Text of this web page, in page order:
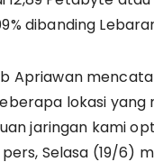
dibanding
Apriawan
lokasi
jaringan kami
Selasa (19/6)